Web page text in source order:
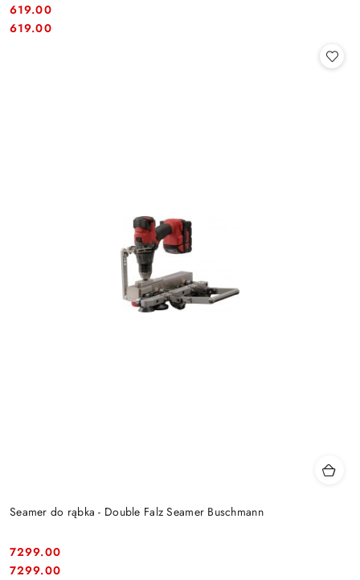
Cena:
619.00
Cena:
619.00
Seamer do rąbka - Double Falz Seamer Buschmann
Cena:
7299.00
Cena:
7299.00